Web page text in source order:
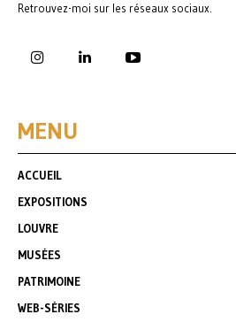
Retrouvez-moi sur les réseaux sociaux.
MENU
ACCUEIL
EXPOSITIONS
LOUVRE
MUSÉES
PATRIMOINE
WEB-SÉRIES